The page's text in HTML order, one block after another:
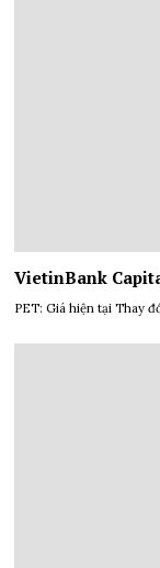
VietinBank
PET: Giá hiện tại Thay